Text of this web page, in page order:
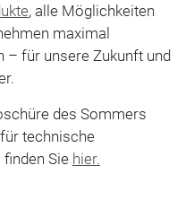
, alle Möglichkeiten
maximal
– für unsere Zukunft und
des Sommers
technische
Sie hier.